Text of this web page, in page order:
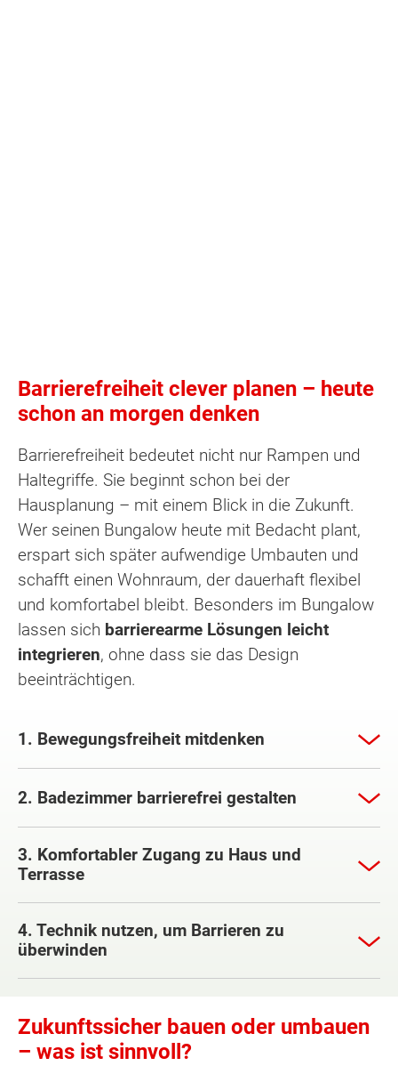
Barrierefreiheit clever planen – heute
schon an morgen denken
Barrierefreiheit bedeutet nicht nur Rampen und
Haltegriffe. Sie beginnt schon bei der
Hausplanung – mit einem Blick in die Zukunft.
Wer seinen Bungalow heute mit Bedacht plant,
erspart sich später aufwendige Umbauten und
schafft einen Wohnraum, der dauerhaft flexibel
und komfortabel bleibt. Besonders im Bungalow
lassen sich barrierearme Lösungen leicht
integrieren, ohne dass sie das Design
beeinträchtigen.
1. Bewegungsfreiheit mitdenken
2. Badezimmer barrierefrei gestalten
3. Komfortabler Zugang zu Haus und
Terrasse
4. Technik nutzen, um Barrieren zu
überwinden
Zukunftssicher bauen oder umbauen
– was ist sinnvoll?